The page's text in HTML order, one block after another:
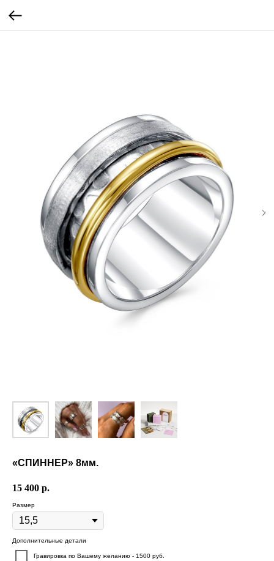
«СПИННЕР» 8мм.
15 400 р.
Размер
Дополнительные детали
Гравировка по Вашему желанию - 1500 руб.